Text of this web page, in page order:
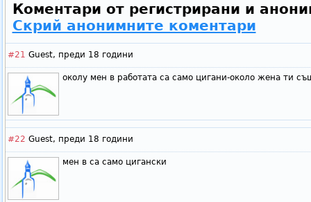
Коментари от регистрирани и
Скрий анонимните коментари
#21 Guest, преди 18 години
околу мен в работата са само цигани-около жена ти
#22 Guest, преди 18 години
мен в са само цигански